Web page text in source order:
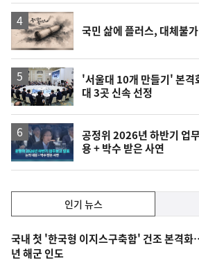
영
상
국민 삶에 플러스, 대체불
'서울대 10개 만들기' 본
대 3곳 신속 선정
영
상
공정위 2026년 하반기 업
용 + 박수 받은 사연
인
기,
최
신,
인기 뉴스
인
기
뉴
국내 첫 '한국형 이지스구축함' 건조 본격
년 해군 인도